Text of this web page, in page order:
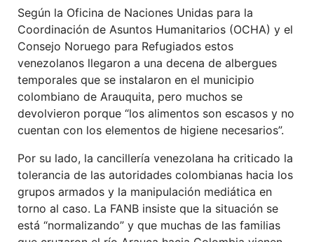
Según la Oficina de Naciones Unidas para la
Coordinación de Asuntos Humanitarios (OCHA) y el
Consejo Noruego para Refugiados estos
venezolanos llegaron a una decena de albergues
temporales que se instalaron en el municipio
colombiano de Arauquita, pero muchos se
devolvieron porque “los alimentos son escasos y no
cuentan con los elementos de higiene necesarios”.
Por su lado, la cancillería venezolana ha criticado la
tolerancia de las autoridades colombianas hacia los
grupos armados y la manipulación mediática en
torno al caso. La FANB insiste que la situación se
está “normalizando” y que muchas de las familias